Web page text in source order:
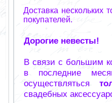
Доставка нескольких
покупателей.
Дорогие невесты!
В связи с большим
в последние
осуществляться
свадебных